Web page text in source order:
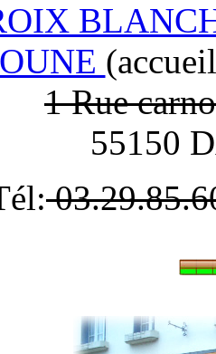
1 Rue
55150